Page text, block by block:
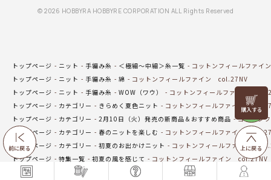
前に戻る
リリヤン
フェア
上に戻る
© 2026 HOBBYRA HOBBYRE CORPORATION ALL Rights Reserved
トップページ ニット 手編み糸 ＜極細～中細＞糸一覧
コットンフィールファ
トップページ
ニット 手編み糸 綿
コットンフィールファイン col.27NV
トップページ
ニット 手編み糸 WOW（ワウ）
コットンフィールファイン
トップページ
カテゴリー きらめく夏色ニット
コットンフィールファイン
トップページ
カテゴリー 2月10日（火）発売の新商品＆おすすめ商品 コットン
トップページ
カテゴリー 春のニットを楽しむ
コットンフィールファイン
トップページ
カテゴリー 初夏のお出かけニット
コットンフィールファイン
トップページ
特集一覧 初夏の風を感じて
コットンフィールファイン col.27NV
トップページ
コットンフィールファイン col.27NV